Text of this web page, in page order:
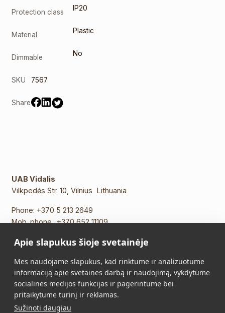
Protection class IP20
Material Plastic
Dimmable No
SKU 7567
Share
UAB Vidalis
Vilkpedės Str. 10, Vilnius Lithuania
Phone: +370 5 213 2649
Mob. phone.:+370 652 11109
About Us Contacts
Purchase Terms and
Apie slapukus šioje svetainėje
Mes naudojame slapukus, kad rinktume ir analizuotume
informaciją apie svetainės darbą ir naudojimą, vykdytume
socialinės medijos funkcijas ir pagerintume bei
pritaikytume turinį ir reklamas.
Sužinoti daugiau